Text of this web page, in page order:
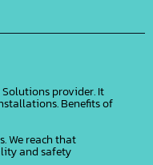
Solutions provider. It
Benefits of
We reach that
and safety